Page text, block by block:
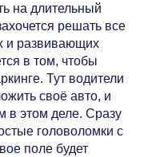
на длительный
решать все
и развивающих
в том, чтобы
Тут водители
своё авто, и
в этом деле. Сразу
головоломки с
поле будет